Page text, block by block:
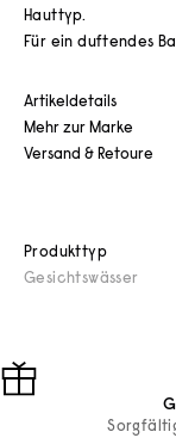
Produkttyp
Gesichtswässer
Hauttyp.
Für ein duftendes
Artikeldetails
Mehr zur Marke
Versand & Retoure